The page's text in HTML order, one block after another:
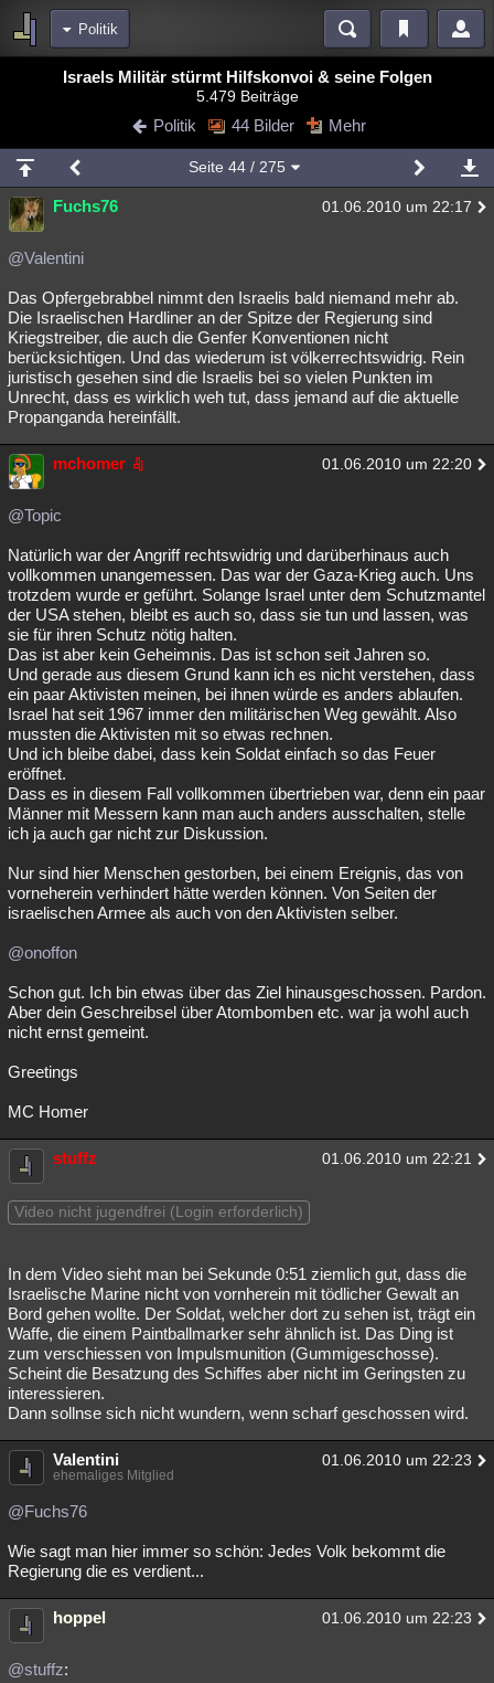
Politik
Bereiche
Blogs Videos
Chat Wiki Neuigkeiten
meine Rubriken
Menschen Mystery Kriminalfälle
Spiritualität
Natur Umfragen Unterhaltung
weitere Rubriken
Philosophie Träume Orte Esoterik Literatur
Astronomie Helpdesk Gruppen Gaming Filme
Musik
Übersichten
Besucht
Lesenswert Schlüsselwörter
Israels Militär stürmt Hilfskonvoi & seine Folgen
5.479 Beiträge
Politik 44 Bilder Mehr
Seite 44/ 275
Fuchs76 01.06.2010 um 22:17
@Valentini
Das Opfergebrabbel nimmt den Israelis bald niemand mehr ab.
Die Israelischen Hardliner an der Spitze der Regierung sind
Kriegstreiber, die auch die Genfer Konventionen nicht
berücksichtigen. Und das wiederum ist völkerrechtswidrig. Rein
juristisch gesehen sind die Israelis bei so vielen Punkten im
Unrecht, dass es wirklich weh tut, dass jemand auf die aktuelle
Propanganda hereinfällt.
mchomer 01.06.2010 um 22:20
@Topic
Natürlich war der Angriff rechtswidrig und darüberhinaus auch
vollkommen unangemessen. Das war der Gaza-Krieg auch. Uns
trotzdem wurde er geführt. Solange Israel unter dem Schutzmantel
der USA stehen, bleibt es auch so, dass sie tun und lassen, was
sie für ihren Schutz nötig halten.
Das ist aber kein Geheimnis. Das ist schon seit Jahren so.
Und gerade aus diesem Grund kann ich es nicht verstehen, dass
ein paar Aktivisten meinen, bei ihnen würde es anders ablaufen.
Israel hat seit 1967 immer den militärischen Weg gewählt. Also
mussten die Aktivisten mit so etwas rechnen.
Und ich bleibe dabei, dass kein Soldat einfach so das Feuer
eröffnet.
Dass es in diesem Fall vollkommen übertrieben war, denn ein paar
Männer mit Messern kann man auch anders ausschalten, stelle
ich ja auch gar nicht zur Diskussion.
Nur sind hier Menschen gestorben, bei einem Ereignis, das von
vorneherein verhindert hätte werden können. Von Seiten der
israelischen Armee als auch von den Aktivisten selber.
@onoffon
Schon gut. Ich bin etwas über das Ziel hinausgeschossen. Pardon.
Aber dein Geschreibsel über Atombomben etc. war ja wohl auch
nicht ernst gemeint.
Greetings
MC Homer
stuffz 01.06.2010 um 22:21
Video nicht jugendfrei (Login erforderlich)
In dem Video sieht man bei Sekunde 0:51 ziemlich gut, dass die
Israelische Marine nicht von vornherein mit tödlicher Gewalt an
Bord gehen wollte. Der Soldat, welcher dort zu sehen ist, trägt ein
Waffe, die einem Paintballmarker sehr ähnlich ist. Das Ding ist
zum verschiessen von Impulsmunition (Gummigeschosse).
Scheint die Besatzung des Schiffes aber nicht im Geringsten zu
interessieren.
Dann sollnse sich nicht wundern, wenn scharf geschossen wird.
Valentini 01.06.2010 um 22:23
ehemaliges Mitglied
@Fuchs76
Wie sagt man hier immer so schön: Jedes Volk bekommt die
Regierung die es verdient...
hoppel 01.06.2010 um 22:23
@stuffz: